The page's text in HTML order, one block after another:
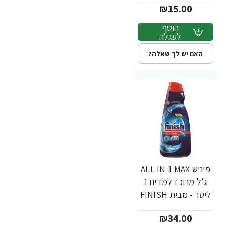
₪15.00
הוסף
לעגלה
האם יש לך שאלה?
פיניש ALL IN 1 MAX
ג'ל מרוכז למדיח 1
ליטר - מבית FINISH
₪34.00